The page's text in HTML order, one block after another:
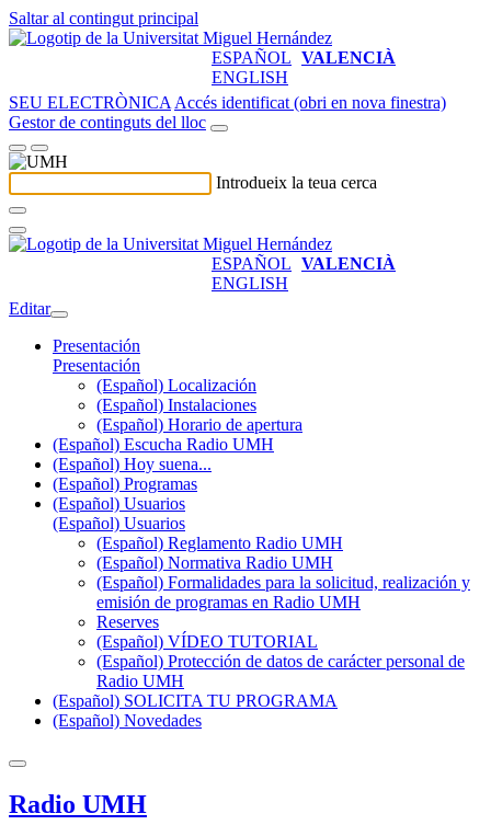
Saltar al contingut principal
ESPAÑOL VALENCIÀ
ENGLISH
SEU ELECTRÒNICA Accés identificat (obri en nova finestra)
Gestor de continguts del lloc
Introdueix la teua cerca
ESPAÑOL VALENCIÀ
ENGLISH
Editar
Presentación
Presentación
(Español) Localización
(Español) Instalaciones
(Español) Horario de apertura
(Español) Escucha Radio UMH
(Español) Hoy suena...
(Español) Programas
(Español) Usuarios
(Español) Usuarios
(Español) Reglamento Radio UMH
(Español) Normativa Radio UMH
(Español) Formalidades para la solicitud, realización y
emisión de programas en Radio UMH
Reserves
(Español) VÍDEO TUTORIAL
(Español) Protección de datos de carácter personal de
Radio UMH
(Español) SOLICITA TU PROGRAMA
(Español) Novedades
Radio UMH